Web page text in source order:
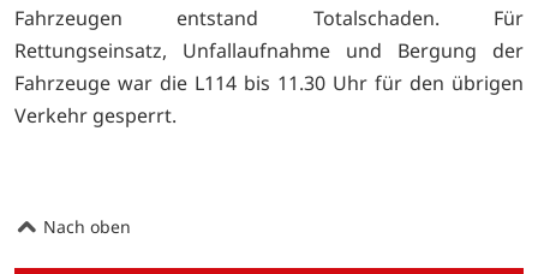
Fahrzeugen entstand Totalschaden. Für
Rettungseinsatz, Unfallaufnahme und Bergung der
Fahrzeuge war die L114 bis 11.30 Uhr für den übrigen
Verkehr gesperrt.
Nach oben